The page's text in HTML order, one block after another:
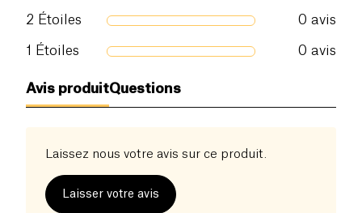
2 Étoiles 0 avis
1 Étoiles 0 avis
Avis produitQuestions
Laissez nous votre avis sur ce produit.
Laisser votre avis